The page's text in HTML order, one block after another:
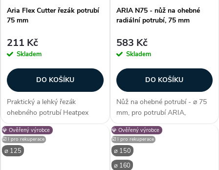
Aria Flex Cutter řezák potrubí
75 mm
211 Kč
Skladem
DO KOŠÍKU
Praktický a lehký řezák
ohebného potrubí Heatpex
ARIA Flex Cutter určený pro
snadné a přesné řezání potrubí
o průměru 75 mm. Řezák je
vhodný také pro potrubí ED
ARIA N75 - nůž na ohebné
radiální potrubí, 75 mm
583 Kč
Skladem
DO KOŠÍKU
Nůž na ohebné potrubí - ⌀ 75
mm, pro potrubí ARIA,
nerezová ocel, odolné proti
korozi, vyměnitelné ostří,
odolný materiál, přesný 360°
řez, kontrastní barva (snadno...
⌀ 125
💎 Ověřený výrobce
☑️ I pro rekuperace
⌀ 150
💎 Ověřený výrobce
⌀ 160
☑️ I pro rekuperace